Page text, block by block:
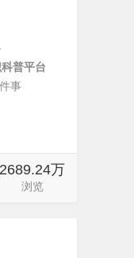
普平台
事
2689.24万
浏览